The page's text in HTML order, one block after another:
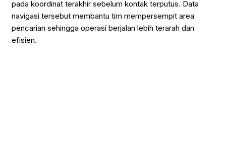
pada koordinat terakhir sebelum kontak terputus. Data
navigasi tersebut membantu tim mempersempit area
pencarian sehingga operasi berjalan lebih terarah dan
efisien.